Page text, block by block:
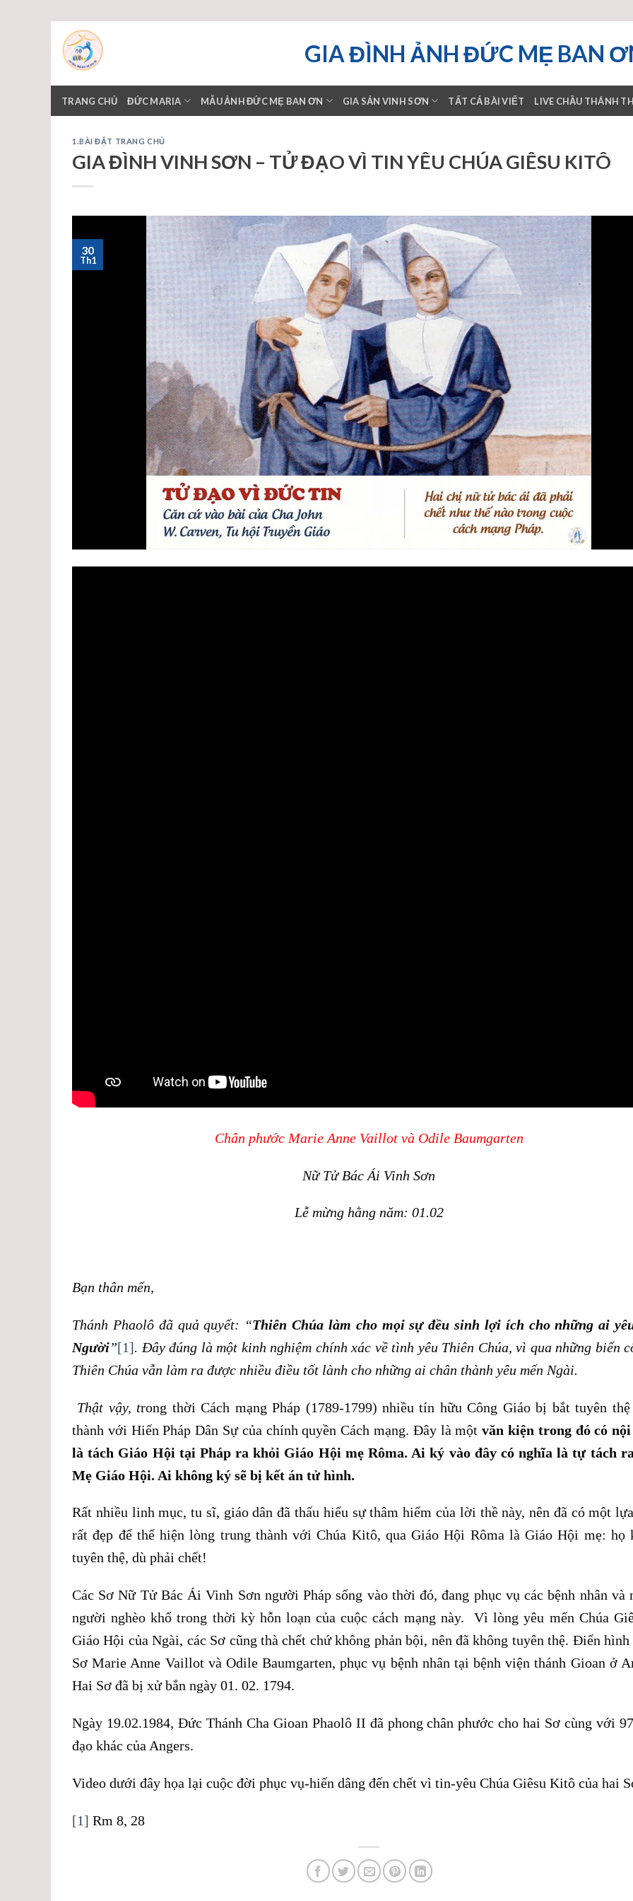
content
GIA ĐÌNH ẢNH ĐỨC MẸ BAN
TRANG CHỦ ĐỨC MARIA MẪU ẢNH ĐỨC MẸ BAN ƠN GIA SẢN VINH SƠN TẤT CẢ BÀI VIẾT LIVE CHẦU THÁNH
1.BÀI ĐẶT TRANG CHỦ
GIA ĐÌNH VINH SƠN – TỬ ĐẠO VÌ TIN YÊU CHÚA GIÊSU KITÔ
30
Th1
Chân phước Marie Anne Vaillot và Odile Baumgarten
Nữ Tử Bác Ái Vinh Sơn
Lễ mừng hằng năm: 01.02
Bạn thân mến,
Thánh Phaolô đã quả quyết: “Thiên Chúa làm cho mọi sự đều sinh lợi ích cho những ai
Người”[1]. Đây đúng là một kinh nghiệm chính xác về tình yêu Thiên Chúa, vì qua những biến
Thiên Chúa vẫn làm ra được nhiều điều tốt lành cho những ai chân thành yêu mến Ngài.
Thật vậy, trong thời Cách mạng Pháp (1789-1799) nhiều tín hữu Công Giáo bị bắt tuyên
thành với Hiến Pháp Dân Sự của chính quyền Cách mạng. Đây là mộtvăn kiện trong đó có
là tách Giáo Hội tại Pháp ra khỏi Giáo Hội mẹ Rôma. Ai ký vào đây có nghĩa là tự tách
Mẹ Giáo Hội. Ai không ký sẽ bị kết án tử hình.
Rất nhiều linh mục, tu sĩ, giáo dân đã thấu hiểu sự thâm hiểm của lời thề này, nên đã có một
rất đẹp để thể hiện lòng trung thành với Chúa Kitô, qua Giáo Hội Rôma là Giáo Hội mẹ: họ
tuyên thệ, dù phải chết!
Các Sơ Nữ Tử Bác Ái Vinh Sơn người Pháp sống vào thời đó, đang phục vụ các bệnh nhân và
người nghèo khổ trong thời kỳ hỗn loạn của cuộc cách mạng này. Vì lòng yêu mến Chúa
Giáo Hội của Ngài, các Sơ cũng thà chết chứ không phản bội, nên đã không tuyên thệ. Điển hình
Sơ Marie Anne Vaillot và Odile Baumgarten, phục vụ bệnh nhân tại bệnh viện thánh Gioan ở
Hai Sơ đã bị xử bắn ngày 01. 02. 1794.
Ngày 19.02.1984, Đức Thánh Cha Gioan Phaolô II đã phong chân phước cho hai Sơ cùng với
đạo khác của Angers.
Video dưới đây họa lại cuộc đời phục vụ-hiến dâng đến chết vì tin-yêu Chúa Giêsu Kitô của hai
[1] Rm 8, 28